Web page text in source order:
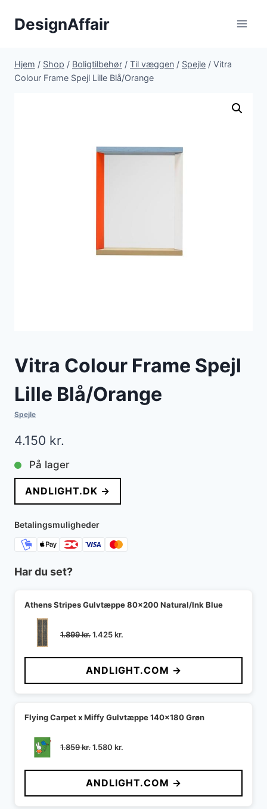
DesignAffair
Hjem / Shop / Boligtilbehør / Til væggen / Spejle / Vitra
Colour Frame Spejl Lille Blå/Orange
Vitra Colour Frame Spejl
Lille Blå/Orange
Spejle
4.150 kr.
På lager
ANDLIGHT.DK →
Betalingsmuligheder
Har du set?
Athens Stripes Gulvtæppe 80x200 Natural/Ink Blue
1.899kr.Den
pris
var:
1.899 kr..
1.425kr.
pris
er:
1.425 kr..
ANDLIGHT.COM →
Flying Carpet x Miffy Gulvtæppe 140x180 Grøn
1.859kr.Den
pris
var:
1.859 kr..
1.580 kr.
pris
er:
1.580 kr..
ANDLIGHT.COM →